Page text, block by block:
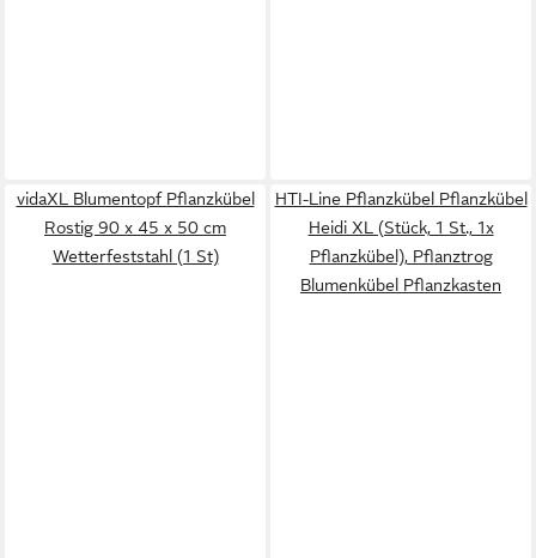
vidaXL Blumentopf Pflanzkübel
Rostig 90 x 45 x 50 cm
Wetterfeststahl (1 St)
HTI-Line Pflanzkübel Pflanzkübel
Heidi XL (Stück, 1 St., 1x
Pflanzkübel), Pflanztrog
Blumenkübel Pflanzkasten